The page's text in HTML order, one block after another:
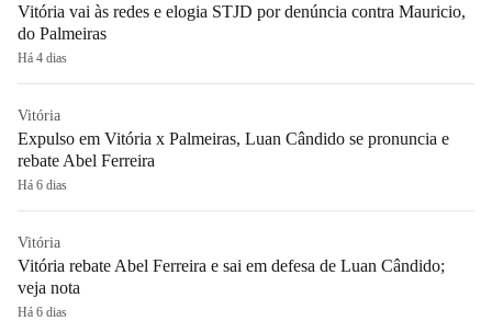
Vitória vai às redes e elogia STJD por denúncia contra Mauricio,
do Palmeiras
Há 4 dias
Vitória
Expulso em Vitória x Palmeiras, Luan Cândido se pronuncia e
rebate Abel Ferreira
Há 6 dias
Vitória
Vitória rebate Abel Ferreira e sai em defesa de Luan Cândido;
veja nota
Há 6 dias